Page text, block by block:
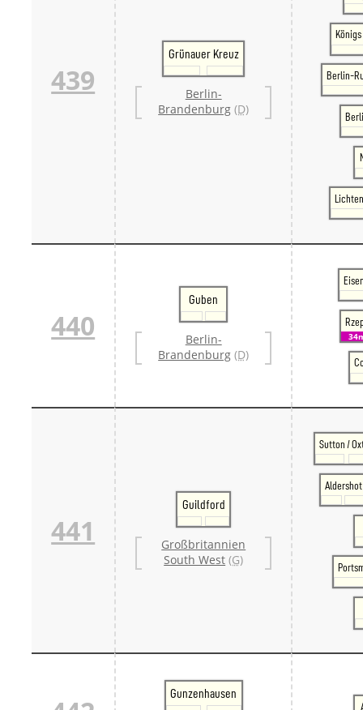
439
Grünauer Kreuz
Berlin-
Brandenburg (D)
Berlin-
440
Guben
Berlin-
Brandenburg (D)
441
Guildford
Großbritannien
South West (G)
Sutton /
Aldershot
Gunzenhausen